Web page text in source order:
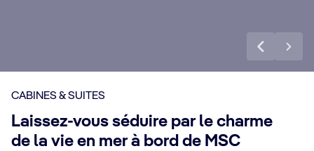
CABINES & SUITES
Laissez-vous séduire par le charme
de la vie en mer à bord de MSC